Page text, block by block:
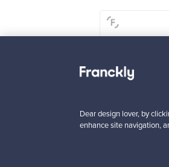
VINTAGE
Dear design lover, by
enhance site navigation,